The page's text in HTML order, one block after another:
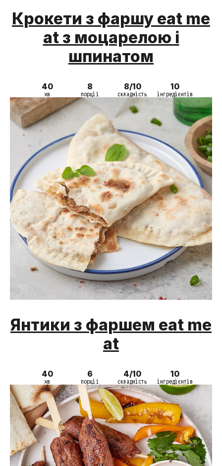
Крокети з фаршу eat me
at з моцарелою і
шпинатом
40
хв
8
порції
8/10
складність
10
інгредієнтів
Янтики з фаршем eat me
at
40
хв
6
порції
4/10
складність
10
інгредієнтів